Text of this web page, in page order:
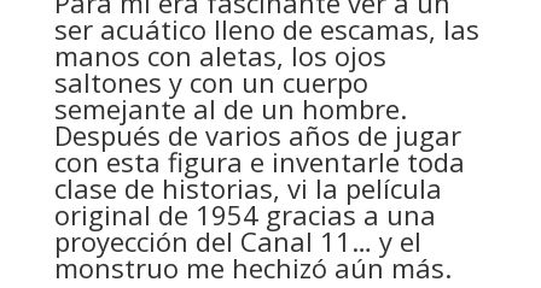
ser acuático lleno de escamas, las
manos con aletas, los ojos
saltones y con un cuerpo
semejante al de un hombre.
Después de varios años de jugar
con esta figura e inventarle toda
clase de historias, vi la película
original de 1954 gracias a una
proyección del Canal 11… y el
monstruo me hechizó aún más.